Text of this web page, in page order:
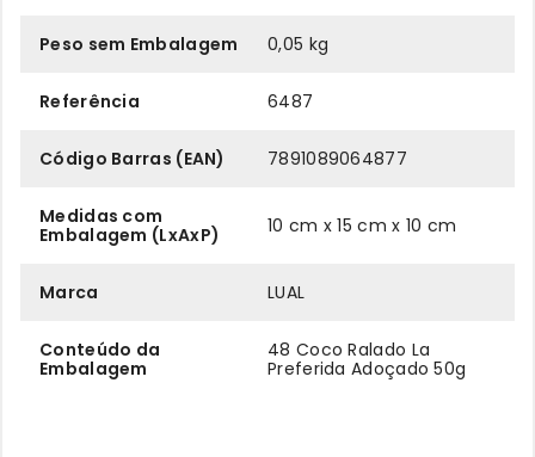
Peso sem Embalagem 0,05 kg
Referência 6487
Código Barras (EAN) 7891089064877
Medidas com
Embalagem (LxAxP)
10 cm x 15 cm x 10 cm
Marca LUAL
Conteúdo da
Embalagem
48 Coco Ralado La
Preferida Adoçado 50g